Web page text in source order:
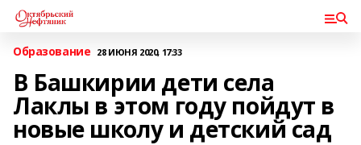
Образование 28 ИЮНЯ 2020, 17:33
В Башкирии дети села
Лаклы в этом году пойдут в
новые школу и детский сад